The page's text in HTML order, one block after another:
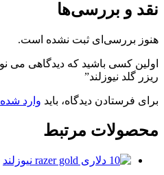
نقد و بررسی‌ها
هنوز بررسی‌ای ثبت نشده است.
ریزر گلد نیوزلند”
برای فرستادن دیدگاه، باید وارد شده
محصولات مرتبط